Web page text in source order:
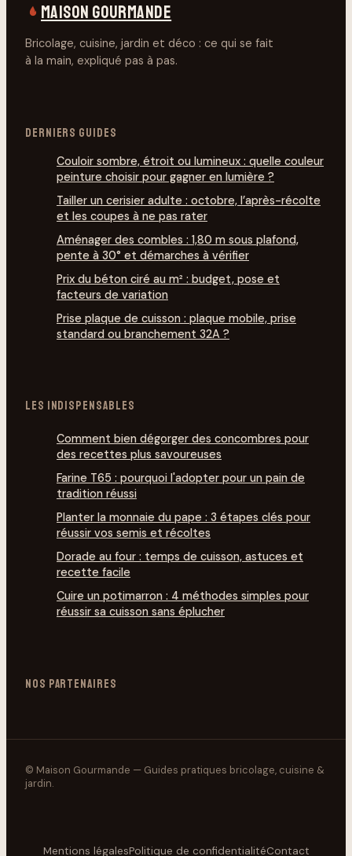
MAISON GOURMANDE
Bricolage, cuisine, jardin et déco : ce qui se fait
à la main, expliqué pas à pas.
DERNIERS GUIDES
Couloir sombre, étroit ou lumineux : quelle couleur
peinture choisir pour gagner en lumière ?
Tailler un cerisier adulte : octobre, l’après-récolte
et les coupes à ne pas rater
Aménager des combles : 1,80 m sous plafond,
pente à 30° et démarches à vérifier
Prix du béton ciré au m² : budget, pose et
facteurs de variation
Prise plaque de cuisson : plaque mobile, prise
standard ou branchement 32A ?
LES INDISPENSABLES
Comment bien dégorg­er des concombres pour
des recettes plus savoureuses
Farine T65 : pourquoi l'adopter pour un pain de
tradition réussi
Planter la monnaie du pape : 3 étapes clés pour
réussir vos semis et récoltes
Dorade au four : temps de cuisson, astuces et
recette facile
Cuire un potimarron : 4 méthodes simples pour
réussir sa cuisson sans éplucher
NOS PARTENAIRES
© Maison Gourmande — Guides pratiques bricolage, cuisine &
jardin.
Mentions légalesPolitique de confidentialitéContact